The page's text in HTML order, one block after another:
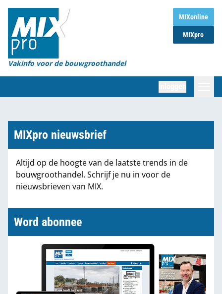
MIXonline
MIXpro
Vakinfo voor de bouwgroothandel
Home
Magazines
Organisaties
Marktcijfers
Partners
MIXpro nieuwsbrief
Altijd op de hoogte van de laatste trends in de
bouwgroothandel. Schrijf je nu in voor de
nieuwsbrieven van MIX.
Word abonnee